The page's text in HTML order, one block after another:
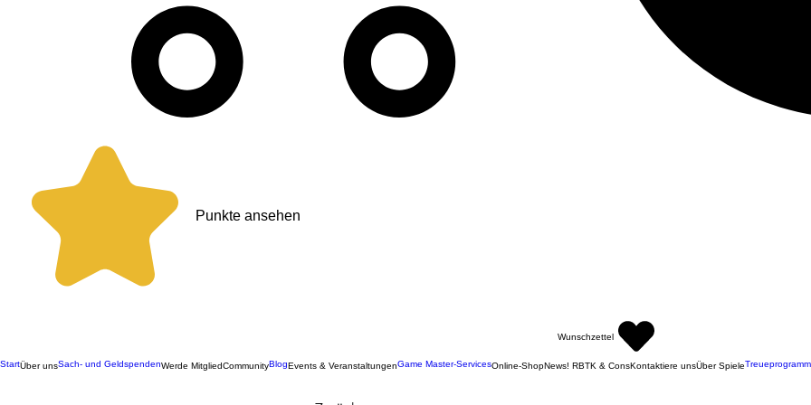
Punkte ansehen
Wunschzettel
StartÜber unsSach- und GeldspendenWerde MitgliedCommunityBlogEvents & VeranstaltungenGame Master-ServicesOnline-ShopNews! RBTK & ConsKontaktiere unsÜber SpieleTreueprogramm